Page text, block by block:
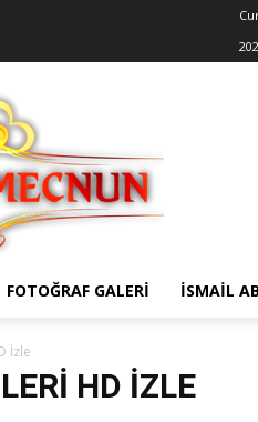
FOTOĞRAF GALERI İSMAIL
İzle
HD İZLE